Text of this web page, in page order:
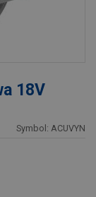
18V
Symbol: ACUVYN